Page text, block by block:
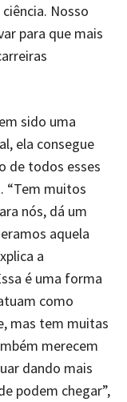
Nosso
para que mais
sido uma
ela consegue
de todos esses
“Tem muitos
nós, dá um
aquela
a
é uma forma
como
mas tem muitas
merecem
dando mais
podem chegar”,